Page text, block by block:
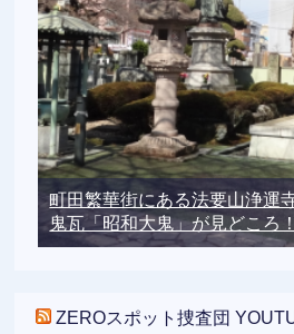
町田繁華街にある法要山浄運
鬼瓦「昭和大鬼」が見どころ！
ZEROスポット捜査団